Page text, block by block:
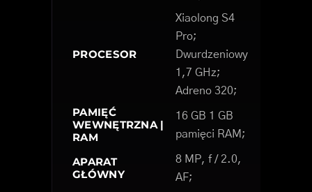
PROCESOR
Xiaolong S4
Pro;
Dwurdzeniowy
1,7 GHz;
Adreno 320;
PAMIĘĆ
WEWNĘTRZNA |
RAM
16 GB 1 GB
pamięci RAM;
APARAT
GŁÓWNY
8 MP, f / 2.0,
AF;